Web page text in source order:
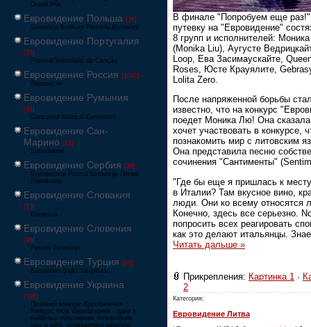
Grand Prix
Евровидение Польша [36]
Eurowizja Konkurs Piosenki Eurowizji
Евровидение Португалия
[25]
Festival Eurovisão da Canção
Евровидение Россия [1062]
Европесня
Евровидение Румыния
[41]
Concursul Muzical Eurovision
Евровидение Сан-
Марино [23]
Eurovisione
Евровидение Сербия [39]
Еуровисион Pesma Evrovizije Песма
Евровизије
Евровидение Словакия
[13]
Eurovízia
Евровидение Словения
[26]
Pesem Evrovizije
Евровидение Турция [66]
Eurovision Şarkı Yarışması
Евровидение Украина
[796]
Пісенний конкурс Євробачення
Конкурс пісні Євробачення - одне з
найбільш популярних телевізійних
шоу в світі, проводиться щорічно,
В финале "Попробуем еще раз!"
путевку на "Евровидение"
8 групп и исполнителей:
(Monika Liu), Аугусте
Loop, Ева Засимаускайте,
Roses, Юсте Крауялите,
Lolita Zero.
После напряженной борьбы
известно, что на конкурс
поедет Моника Лю! Она
хочет участвовать в конкурсе,
познакомить мир с литовским
Она представила песню
сочинения "Сантименты"
"Где бы еще я пришлась к
в Италии? Там вкусное вино,
люди. Они ко всему относятся
Конечно, здесь все серьезно.
попросить всех реагировать
как это делают итальянцы.
Читать дальше »
Прикрепления: Картинка 1 ·
2
Категория:
Евровидение Литва